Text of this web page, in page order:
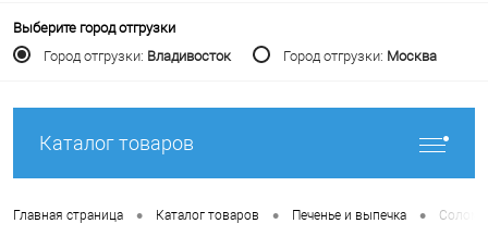
Выберите город отгрузки
Город отгрузки: Владивосток Город отгрузки: Москва
Каталог товаров
Главная страница • Каталог товаров • Печенье и выпечка •